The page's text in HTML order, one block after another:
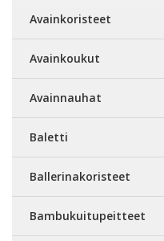
Avainkoristeet
Avainkoukut
Avainnauhat
Baletti
Ballerinakoristeet
Bambukuitupeitteet